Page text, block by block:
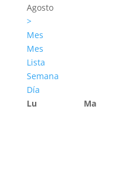
Agosto
>
Mes
Mes
Lista
Semana
Día
Lu
Ma